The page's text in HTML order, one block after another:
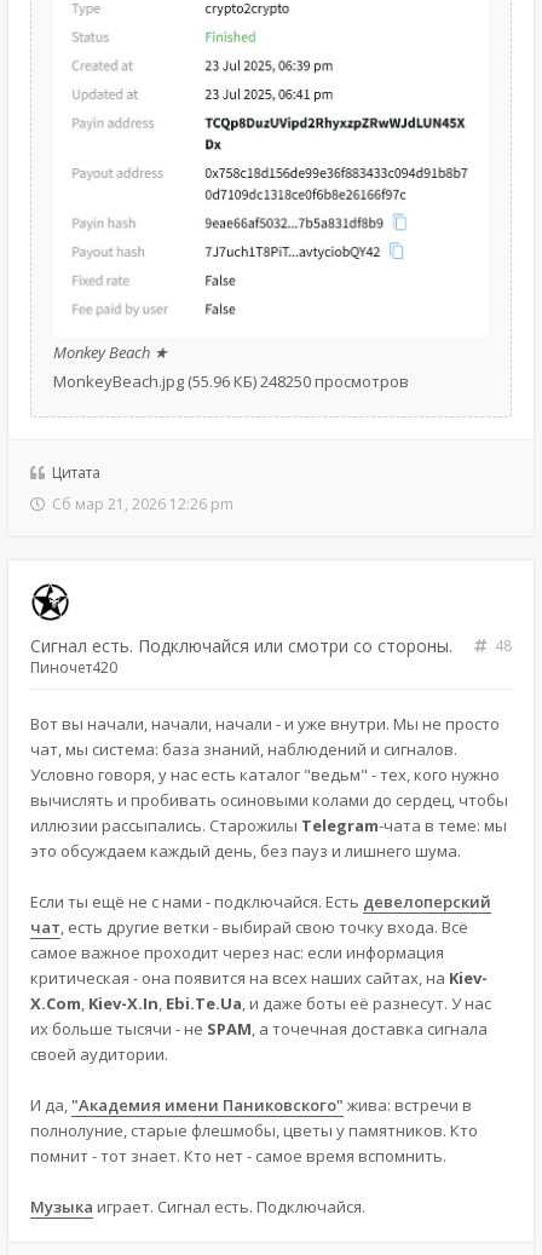
Monkey Beach ★
MonkeyBeach.jpg (55.96 КБ) 248250 просмотров
Цитата
Сб мар 21, 2026 12:26 pm
Сигнал есть. Подключайся или смотри со стороны.
48
Пиночет420
Вот вы начали, начали, начали - и уже внутри. Мы не просто
чат, мы система: база знаний, наблюдений и сигналов.
Условно говоря, у нас есть каталог "ведьм" - тех, кого нужно
вычислять и пробивать осиновыми колами до сердец, чтобы
иллюзии рассыпались. Старожилы Telegram-чата в теме: мы
это обсуждаем каждый день, без пауз и лишнего шума.
Если ты ещё не с нами - подключайся. Есть девелоперский
чат, есть другие ветки - выбирай свою точку входа. Всё
самое важное проходит через нас: если информация
критическая - она появится на всех наших сайтах, на Kiev-
X.Com, Kiev-X.In, Ebi.Te.Ua, и даже боты её разнесут. У нас
их больше тысячи - не SPAM, а точечная доставка сигнала
своей аудитории.
И да, "Академия имени Паниковского" жива: встречи в
полнолуние, старые флешмобы, цветы у памятников. Кто
помнит - тот знает. Кто нет - самое время вспомнить.
Музыка играет. Сигнал есть. Подключайся.